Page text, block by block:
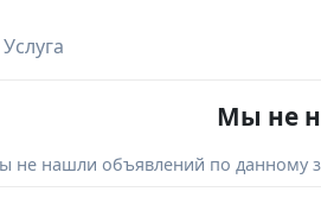
Услуга
Мы не
нашли объявлений по данному